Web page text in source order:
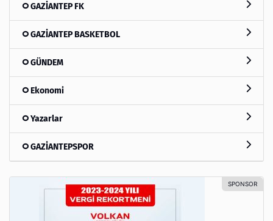
GAZİANTEP FK
GAZİANTEP BASKETBOL
GÜNDEM
Ekonomi
Yazarlar
GAZİANTEPSPOR